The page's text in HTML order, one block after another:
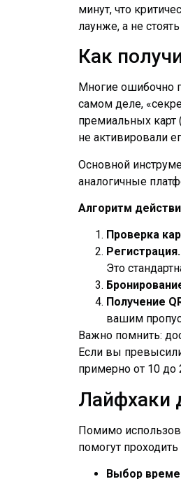
минут, что
лаунже, а не
Как
Многие ошибочно
самом деле,
премиальных карт
не активировали
Основной
аналогичные
Алгоритм
Проверка
Регистрация.
Это
Получение
вашим
Важно помнить:
Если вы
примерно от 10 до
Лайфхаки
Помимо
помогут
Выбор